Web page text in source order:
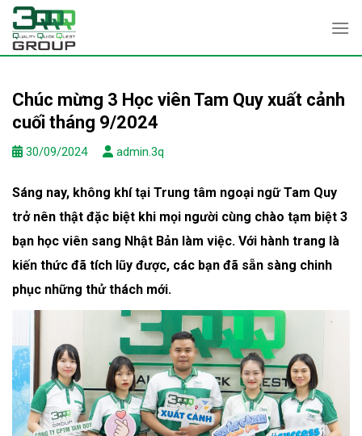
Skip
content
Chúc mừng 3 Học viên Tam Quy xuất cảnh
cuối tháng 9/2024
30/09/2024 admin.3q
Sáng nay, không khí tại Trung tâm ngoại ngữ Tam Quy
trở nên thật đặc biệt khi mọi người cùng chào tạm biệt 3
bạn học viên sang Nhật Bản làm việc. Với hành trang là
kiến thức đã tích lũy được, các bạn đã sẵn sàng chinh
phục những thử thách mới.